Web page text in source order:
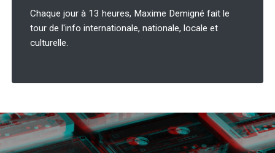
Chaque jour à 13 heures, Maxime Demigné fait le
tour de l'info internationale, nationale, locale et
culturelle.